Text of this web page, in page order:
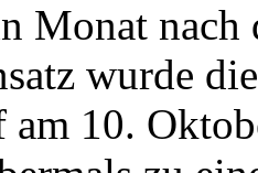
Monat nach
wurde
am 10.